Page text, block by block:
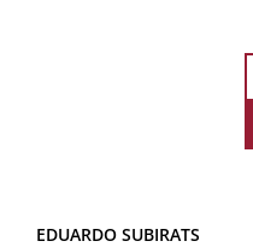
EDUARDO SUBIRATS